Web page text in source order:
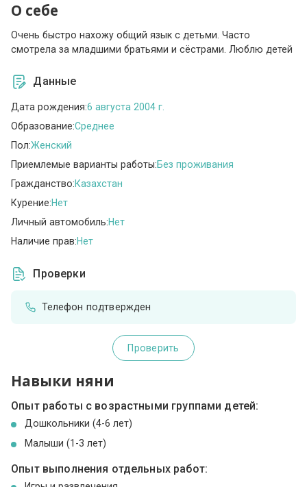
О себе
Очень быстро нахожу общий язык с детьми. Часто
смотрела за младшими братьями и сёстрами. Люблю детей
Данные
Дата рождения:6 августа 2004 г.
Образование:Среднее
Пол:Женский
Приемлемые варианты работы:Без проживания
Гражданство:Казахстан
Курение:Нет
Личный автомобиль:Нет
Наличие прав:Нет
Проверки
Телефон подтвержден
Проверить
Навыки няни
Опыт работы с возрастными группами детей:
Дошкольники (4-6 лет)
Малыши (1-3 лет)
Опыт выполнения отдельных работ: